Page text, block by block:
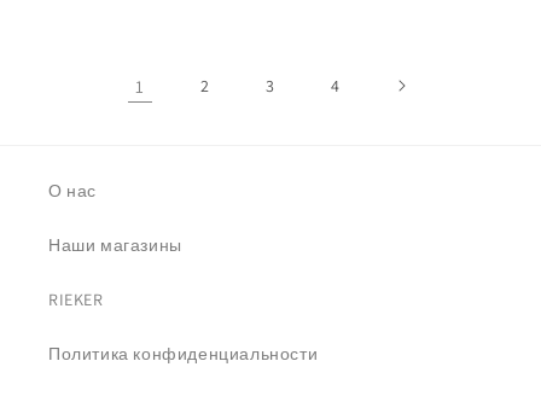
1 2 3 4
О нас
Наши магазины
RIEKER
Политика конфиденциальности